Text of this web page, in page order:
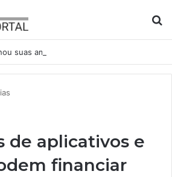
de aplicativos e
financiar